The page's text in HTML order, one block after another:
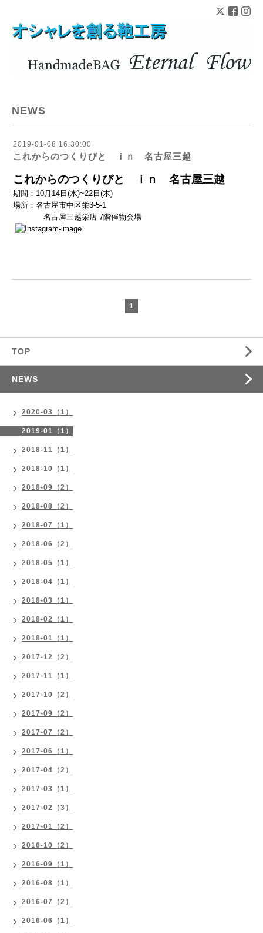
NEWS
2019-01-08 16:30:00
これからのつくりびと ｉｎ 名古屋三越
これからのつくりびと ｉｎ 名古屋三越
期間：10月14日(水)~22日(木)
場所：名古屋市中区栄3-5-1
名古屋三越栄店 7階催物会場
1
TOP
NEWS
2020-03（1）
2019-01（1）
2018-11（1）
2018-10（1）
2018-09（2）
2018-08（2）
2018-07（1）
2018-06（2）
2018-05（1）
2018-04（1）
2018-03（1）
2018-02（1）
2018-01（1）
2017-12（2）
2017-11（1）
2017-10（2）
2017-09（2）
2017-07（2）
2017-06（1）
2017-04（2）
2017-03（1）
2017-02（3）
2017-01（2）
2016-10（2）
2016-09（1）
2016-08（1）
2016-07（2）
2016-06（1）